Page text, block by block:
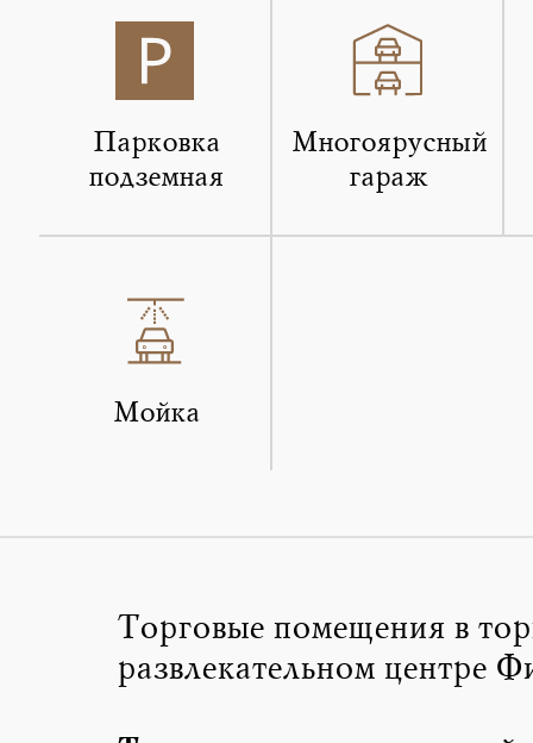
Парковка
подземная
Многоярусный
гараж
Мойка
Торговые помещения в
развлекательном центре